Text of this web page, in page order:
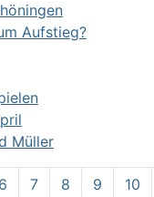
Aufstieg?
Müller
Seite 1 von 62
6 7 8 9 10